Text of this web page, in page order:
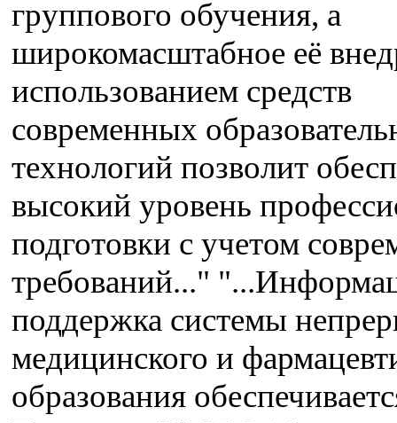
группового обучения, а
широкомасштабное её
использованием средств
современных
технологий позволит
высокий уровень
подготовки с учетом
требований..."
поддержка системы
медицинского и
образования